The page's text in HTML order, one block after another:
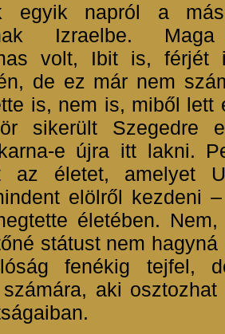
egyik napról a
Izraelbe.
volt, Ibit is, férjét
de ez már nem
is, nem is, miből lett
sikerült Szegedre
e újra itt lakni.
az életet, amelyet
elölről kezdeni
életében.
státust nem
fenékig tejfel,
aki